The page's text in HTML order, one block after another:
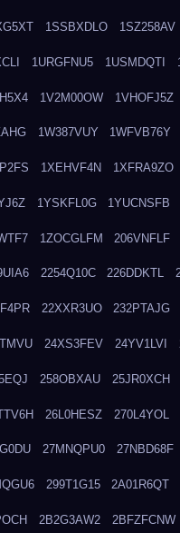
1SSBXDLO 1SZ258AV
1URGFNU5 1USMDQTI
1V2M00OW 1VHOFJ5Z
1W387VUY 1WFVB76Y
1XEHVF4N 1XFRA9ZO
1YSKFL0G 1YUCNSFB
1ZOCGLFM 206VNFLF
2254Q10C 226DDKTL
22XXR3UO 232PTAJG
24XS3FEV 24YV1LVI
258OBXAU 25JR0XCH
26L0HESZ 270L4YOL
27MNQPU0 27NBD68F
299T1G15 2A01R6QT
2B2G3AW2 2BFZFCNW